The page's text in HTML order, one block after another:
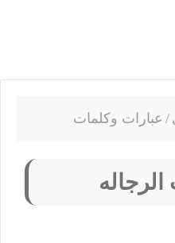
/ عبارات وكلمات